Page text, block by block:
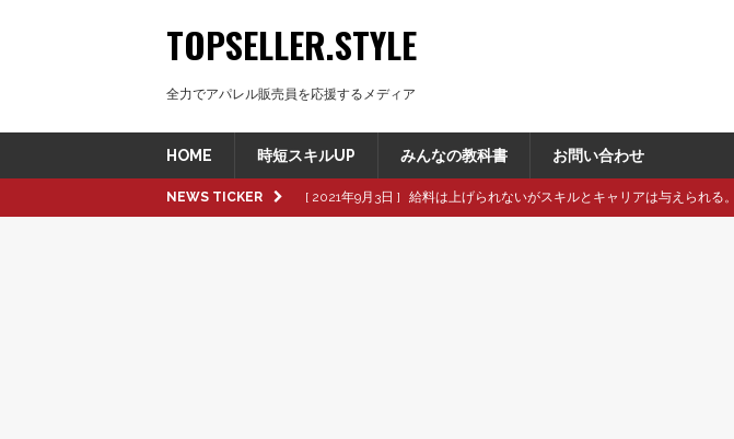
TOPSELLER.STYLE
全力でアパレル販売員を応援するメディア
HOME 時短スキルUP みんなの教科書 お問い合わせ
NEWS TICKER [ 2021年9月3日 ] 給料は上げられないがスキルとキャリアは与えられる。